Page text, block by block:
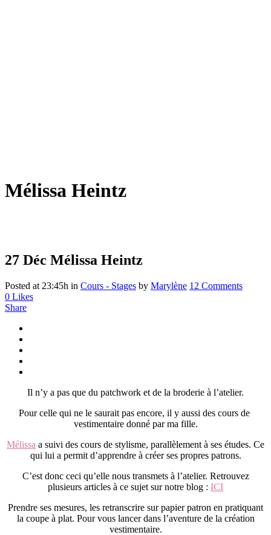
Mélissa Heintz
27 Déc Mélissa Heintz
Posted at 23:45h in Cours - Stages by Marylène 12 Comments
0 Likes
Share
Il n’y a pas que du patchwork et de la broderie à l’atelier.
Pour celle qui ne le saurait pas encore, il y aussi des cours de
vestimentaire donné par ma fille.
Mélissa a suivi des cours de stylisme, parallèlement à ses études. Ce
qui lui a permit d’apprendre à créer ses propres patrons.
C’est donc ceci qu’elle nous transmets à l’atelier. Retrouvez
plusieurs articles à ce sujet sur notre blog : ICI
Prendre ses mesures, les retranscrire sur papier patron en pratiquant
la coupe à plat. Pour vous lancer dans l’aventure de la création
vestimentaire.